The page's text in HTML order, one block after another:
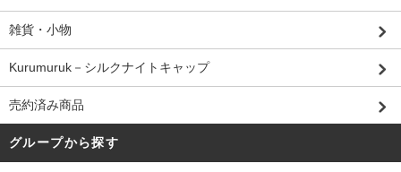
雑貨・小物
Kurumuruk－シルクナイトキャップ
売約済み商品
グループから探す